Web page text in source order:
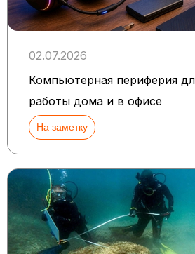
02.07.2026
Компьютерная периферия
работы дома и в офисе
На заметку